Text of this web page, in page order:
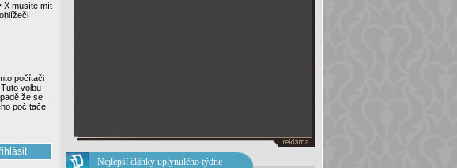
X musíte mít
počítači
volbu
že se
počítače.
Nejlepší články uplynulého týdne